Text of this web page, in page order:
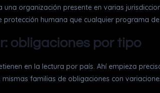
una organización presente en varias
humana que cualquier programa
obligaciones por tipo
en la lectura por país. Ahí empieza
familias de obligaciones con